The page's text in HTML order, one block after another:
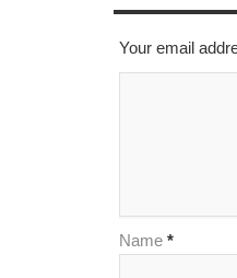
Your email
Name *